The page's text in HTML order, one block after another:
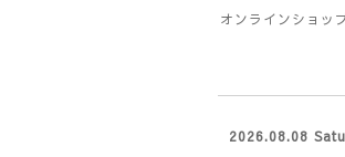
オンラインショッ
2026.08.08